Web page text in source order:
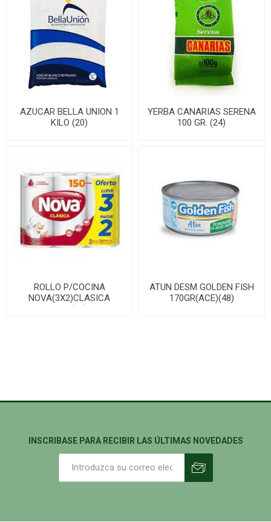
AZUCAR BELLA UNION 1
KILO (20)
YERBA CANARIAS SERENA
100 GR. (24)
ROLLO P/COCINA
NOVA(3X2)CLASICA
100P(10)
ATUN DESM GOLDEN FISH
170GR(ACE)(48)
INSCRIBASE PARA RECIBIR LAS ÚLTIMAS NOVEDADES